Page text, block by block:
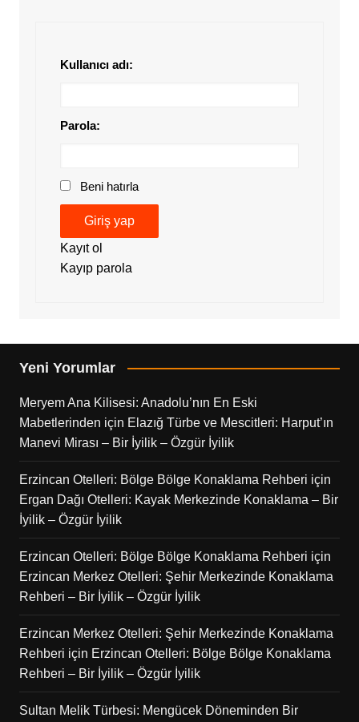
Kullanıcı adı:
Parola:
Beni hatırla
Giriş yap
Kayıt ol
Kayıp parola
Yeni Yorumlar
Meryem Ana Kilisesi: Anadolu’nın En Eski
Mabetlerinden için Elazığ Türbe ve Mescitleri: Harput’ın
Manevi Mirası – Bir İyilik – Özgür İyilik
Erzincan Otelleri: Bölge Bölge Konaklama Rehberi için
Ergan Dağı Otelleri: Kayak Merkezinde Konaklama – Bir
İyilik – Özgür İyilik
Erzincan Otelleri: Bölge Bölge Konaklama Rehberi için
Erzincan Merkez Otelleri: Şehir Merkezinde Konaklama
Rehberi – Bir İyilik – Özgür İyilik
Erzincan Merkez Otelleri: Şehir Merkezinde Konaklama
Rehberi için Erzincan Otelleri: Bölge Bölge Konaklama
Rehberi – Bir İyilik – Özgür İyilik
Sultan Melik Türbesi: Mengücek Döneminden Bir